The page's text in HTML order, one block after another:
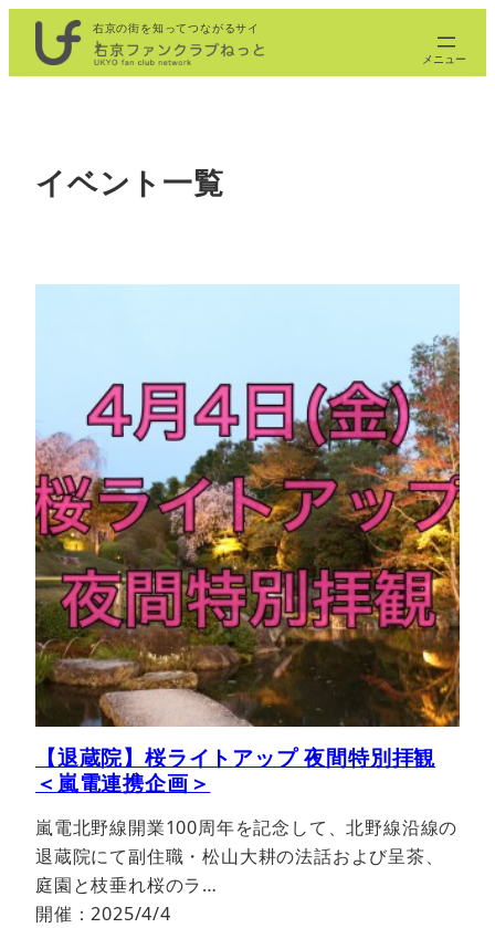
を
右京の街を知ってつながるサイ
ト
イベント一覧
【退蔵院】桜ライトアップ 夜間特別拝観
＜嵐電連携企画＞
嵐電北野線開業100周年を記念して、北野線沿線の
退蔵院にて副住職・松山大耕の法話および呈茶、
庭園と枝垂れ桜のラ…
開催：2025/4/4